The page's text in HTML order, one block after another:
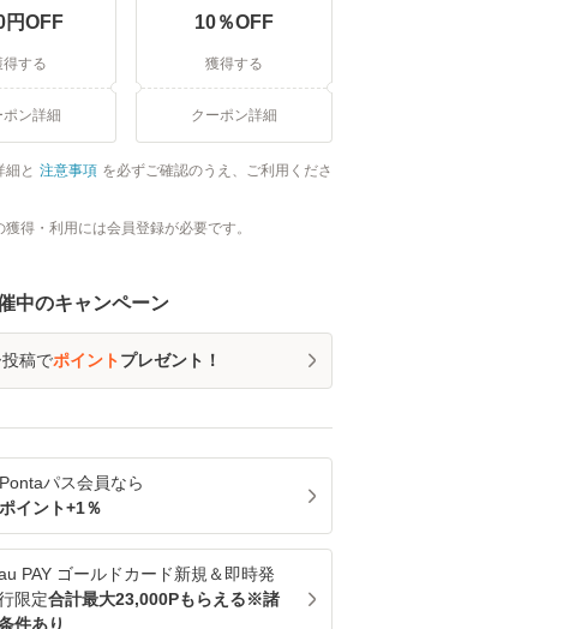
円OFF
得する
ポン詳細
10％OFF
獲得する
クーポン詳細
細と 注意事項 を必ずご確認のうえ、ご利用くださ
獲得・利用には会員登録が必要です。
中のキャンペーン
稿でポイントプレゼント！
Pontaパス会員なら
ポイント+1％
PAY ゴールドカード新規＆即時発
限定合計最大23,000Pもらえる※諸
件あり